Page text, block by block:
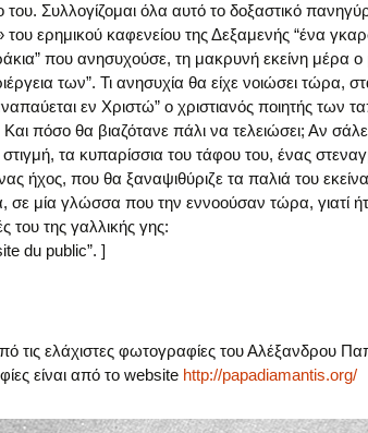
Συλλογίζομαι όλα αυτό το δοξαστικό
του ερημικού καφενείου της Δεξαμενής “ένα
που ανησυχούσε, τη μακρυνή εκείνη μέρα ο
των”. Τι ανησυχία θα είχε νοιώσει τώρα,
εν Χριστώ” ο χριστιανός ποιητής των
πόσο θα βιαζότανε πάλι να τελειώσει; Αν
στιγμή, τα κυπαρίσσια του τάφου του, ένας
ήχος, που θα ξαναψιθύριζε τα παλιά του
σε μία γλώσσα που την εννοούσαν τώρα, γιατί
του της γαλλικής γης:
du public”. ]
τις ελάχιστες φωτογραφίες του Αλέξανδρου
είναι από το website http://papadiamantis.org/